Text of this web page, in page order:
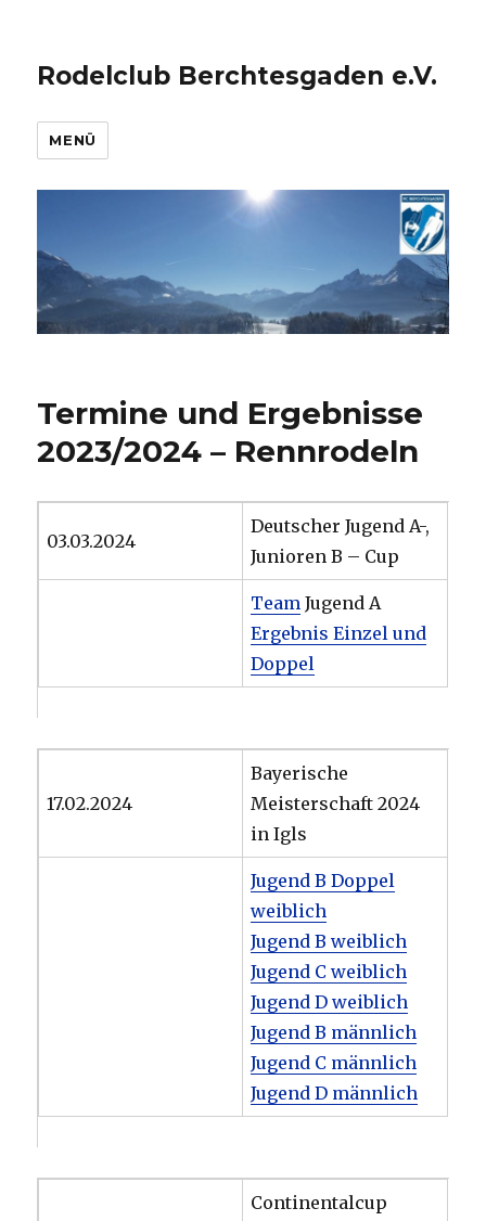
Rodelclub Berchtesgaden e.V.
MENÜ
Termine und Ergebnisse
2023/2024 – Rennrodeln
03.03.2024
Deutscher Jugend A-,
Junioren B – Cup
Team Jugend A
Ergebnis Einzel und
Doppel
17.02.2024
Bayerische
Meisterschaft 2024
in Igls
Jugend B Doppel
weiblich
Jugend B weiblich
Jugend C weiblich
Jugend D weiblich
Jugend B männlich
Jugend C männlich
Jugend D männlich
Continentalcup